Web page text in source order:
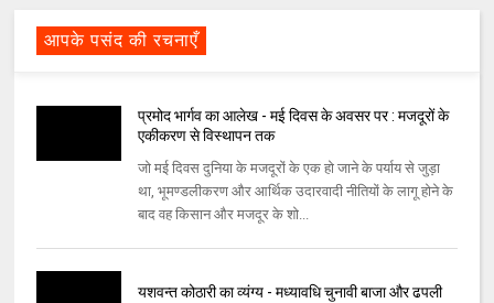
आपके पसंद की रचनाएँ
प्रमोद भार्गव का आलेख - मई दिवस के अवसर पर : मजदूरों के
एकीकरण से विस्‍थापन तक
जो मई दिवस दुनिया के मजदूरों के एक हो जाने के पर्याय से जुड़ा
था, भूमण्‍डलीकरण और आर्थिक उदारवादी नीतियों के लागू होने के
बाद वह किसान और मजदूर के शो...
यशवन्‍त कोठारी का व्यंग्य - मध्‍यावधि चुनावी बाजा और ढपली